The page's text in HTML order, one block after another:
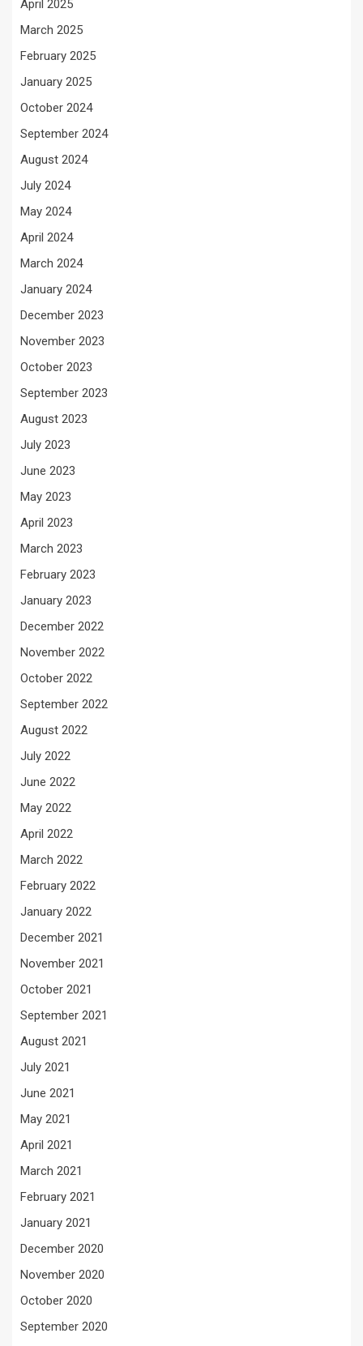
April 2025
March 2025
February 2025
January 2025
October 2024
September 2024
August 2024
July 2024
May 2024
April 2024
March 2024
January 2024
December 2023
November 2023
October 2023
September 2023
August 2023
July 2023
June 2023
May 2023
April 2023
March 2023
February 2023
January 2023
December 2022
November 2022
October 2022
September 2022
August 2022
July 2022
June 2022
May 2022
April 2022
March 2022
February 2022
January 2022
December 2021
November 2021
October 2021
September 2021
August 2021
July 2021
June 2021
May 2021
April 2021
March 2021
February 2021
January 2021
December 2020
November 2020
October 2020
September 2020